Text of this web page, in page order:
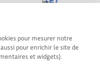
pour mesurer notre
pour enrichir le site de
et widgets).